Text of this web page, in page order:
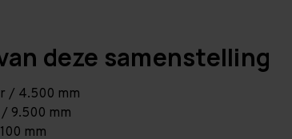
deze samenstelling
/ 4.500 mm
9.500 mm
mm